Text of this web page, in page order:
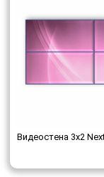
Видеостена 3x2